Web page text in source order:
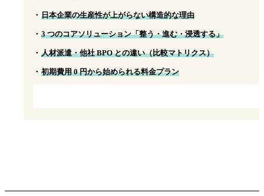
日本企業の生産性が上がらない構造的な理由
3 つのコアソリューション「整う・進む・浸透する」
人材派遣・他社 BPO との違い（比較マトリクス）
初期費用 0 円から始められる料金プラン